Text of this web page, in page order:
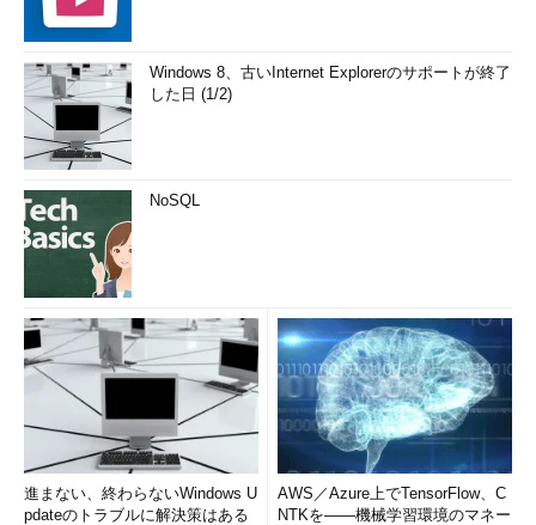
Windows 8、古いInternet Explorerのサポートが終了
した日 (1/2)
NoSQL
進まない、終わらないWindows U
pdateのトラブルに解決策はある
AWS／Azure上でTensorFlow、C
NTKを――機械学習環境のマネー